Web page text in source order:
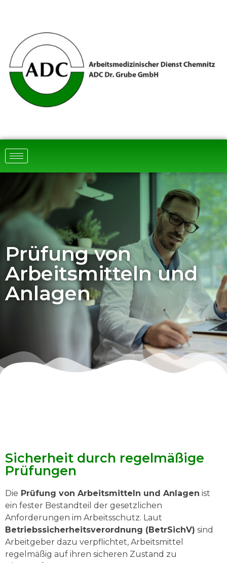
Prüfung von
Arbeitsmitteln und
Anlagen
Sicherheit durch regelmäßige
Prüfungen
Die Prüfung von Arbeitsmitteln und Anlagen ist
ein fester Bestandteil der gesetzlichen
Anforderungen im Arbeitsschutz. Laut
Betriebssicherheitsverordnung (BetrSichV) sind
Arbeitgeber dazu verpflichtet, Arbeitsmittel
regelmäßig auf ihren sicheren Zustand zu